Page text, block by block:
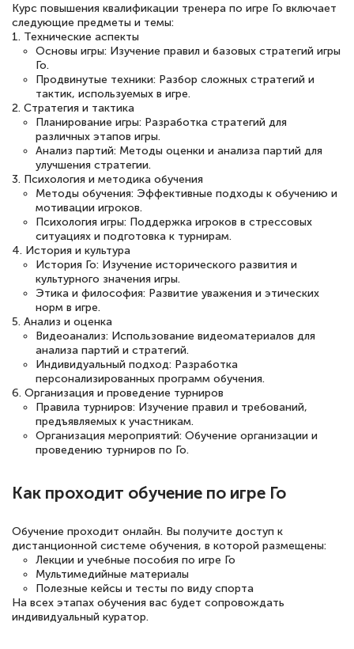
Евгения Коротких
Знаток города 2 уровня
Спасибо большое Академии! Грамотное,
вежливое сопровождение! Всё чётко и
понятно! Проходила повышение
квалификации. Ещё раз - СПАСИБО!
Елена Петрикс
Знаток города 5 уровня
11 марта 2026
Всем добрый день! Я прошла курс
повышени каалификации по
специальности «Тренер-преподаватель
по тяжелой атлетике»! Хочется
подчеркуть, что при обращении
оперативно связались со мной
специалисты, ответили на все
двух…
Светлана К
Знаток города 7 уровня
10 марта 2026
Курс повышения квалификации тренера по игре Го включает
следующие предметы и темы:
1. Технические аспекты
Основы игры: Изучение правил и базовых стратегий игры
Го.
Продвинутые техники: Разбор сложных стратегий и
тактик, используемых в игре.
2. Стратегия и тактика
Планирование игры: Разработка стратегий для
различных этапов игры.
Анализ партий: Методы оценки и анализа партий для
улучшения стратегии.
3. Психология и методика обучения
Методы обучения: Эффективные подходы к обучению и
мотивации игроков.
Психология игры: Поддержка игроков в стрессовых
ситуациях и подготовка к турнирам.
4. История и культура
История Го: Изучение исторического развития и
культурного значения игры.
Этика и философия: Развитие уважения и этических
норм в игре.
5. Анализ и оценка
Видеоанализ: Использование видеоматериалов для
анализа партий и стратегий.
Индивидуальный подход: Разработка
персонализированных программ обучения.
6. Организация и проведение турниров
Правила турниров: Изучение правил и требований,
предъявляемых к участникам.
Организация мероприятий: Обучение организации и
проведению турниров по Го.
Как проходит обучение по игре Го
Обучение проходит онлайн. Вы получите доступ к
дистанционной системе обучения, в которой размещены:
Лекции и учебные пособия по игре Го
Мультимедийные материалы
Полезные кейсы и тесты по виду спорта
На всех этапах обучения вас будет сопровождать
индивидуальный куратор.